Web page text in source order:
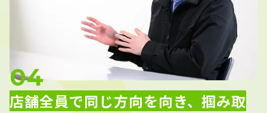
店舗全員で同じ方向を向き、掴み取